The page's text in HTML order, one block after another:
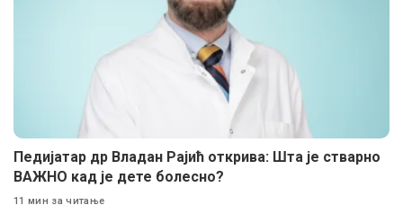
Педијатар др Владан Рајић открива: Шта је стварно
ВАЖНО кад је дете болесно?
11 мин за читање